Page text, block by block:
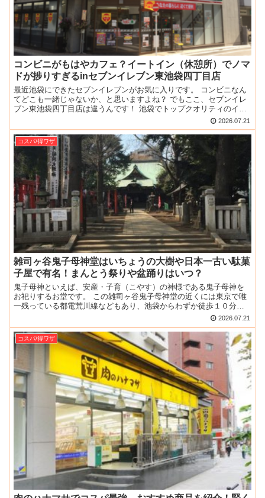
コンビニがもはやカフェ？イートイン（休憩所）でノマ
ドが捗りすぎるinセブンイレブン東池袋四丁目店
最近池袋にできたセブンイレブンがお気に入りです。 コンビニなん
てどこも一緒じゃないか、と思いますよね？ でもここ、セブンイレ
ブン東池袋四丁目店は違うんです！ 池袋でトップクオリティのイー
トイン！ ビルの一階が通常のコンビニスペースなんですが...2026.07.21
コスパ/得ワザ
雑司ヶ谷鬼子母神堂はいちょうの大樹や日本一古い駄菓
子屋で有名！まんとう祭りや盆踊りはいつ？
鬼子母神といえば、安産・子育（こやす）の神様である鬼子母神を
お祀りするお堂です。 この雑司ヶ谷鬼子母神堂の近くには東京で唯
一残っている都電荒川線などもあり、池袋からわずか徒歩１０分く
らいの雑司ヶ谷という地名のエリアは昔ながらの風景を残した癒...
2026.07.21
コスパ/得ワザ